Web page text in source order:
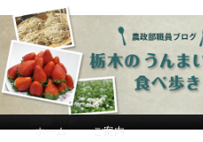
農政部職員ブロ
もの食べ歩き」
メインコンテンツへ移動
サブコンテンツへ移動
ホーム ご案内